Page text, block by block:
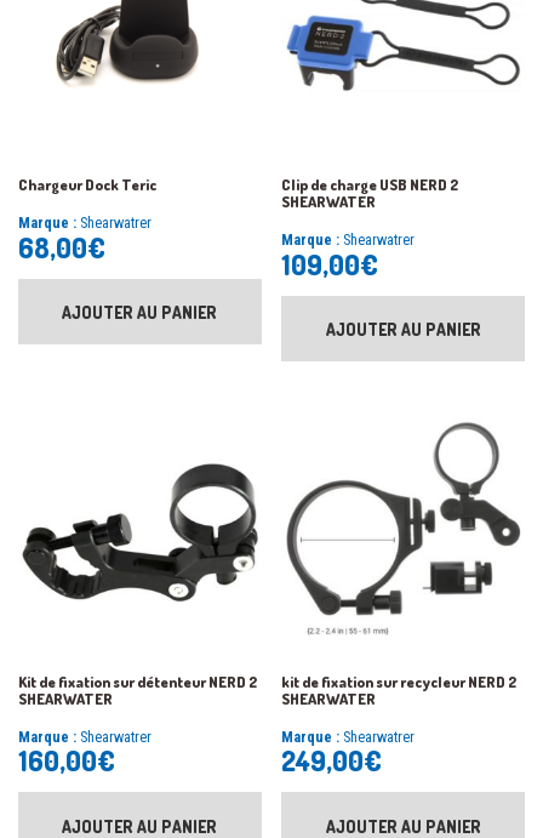
Chargeur Dock Teric
Marque : Shearwatrer
68,00€
AJOUTER AU PANIER
Clip de charge USB NERD 2
SHEARWATER
Marque : Shearwatrer
109,00€
AJOUTER AU PANIER
Kit de fixation sur détenteur NERD 2
SHEARWATER
Marque : Shearwatrer
160,00€
AJOUTER AU PANIER
kit de fixation sur recycleur NERD 2
SHEARWATER
Marque : Shearwatrer
249,00€
AJOUTER AU PANIER